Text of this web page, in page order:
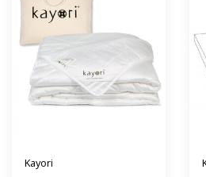
Kayori